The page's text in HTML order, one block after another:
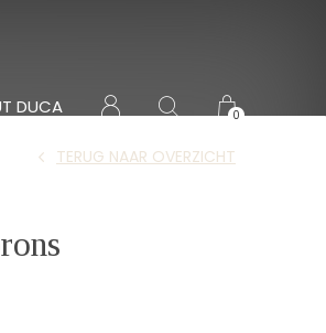
DUCA 0
TERUG NAAR OVERZICHT